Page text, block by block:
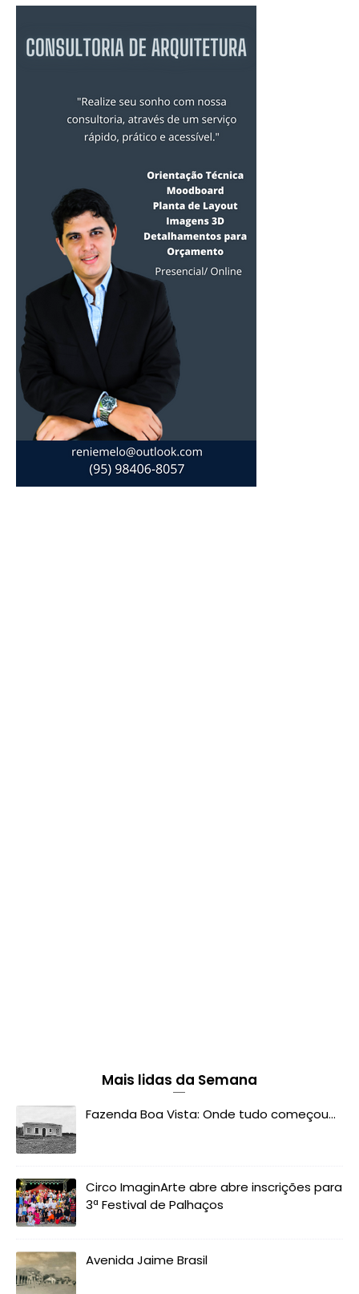
Mais lidas da Semana
Fazenda Boa Vista: Onde tudo começou...
Circo ImaginArte abre abre inscrições para
3ª Festival de Palhaços
Avenida Jaime Brasil